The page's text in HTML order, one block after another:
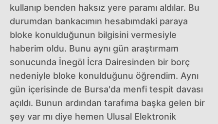
kullanıp benden haksız yere paramı aldılar. Bu
durumdan bankacımın hesabımdaki paraya
bloke konulduğunun bilgisini vermesiyle
haberim oldu. Bunu aynı gün araştırmam
sonucunda İnegöl İcra Dairesinden bir borç
nedeniyle bloke konulduğunu öğrendim. Aynı
gün içerisinde de Bursa'da menfi tespit davası
açıldı. Bunun ardından tarafıma başka gelen bir
şey var mı diye hemen Ulusal Elektronik